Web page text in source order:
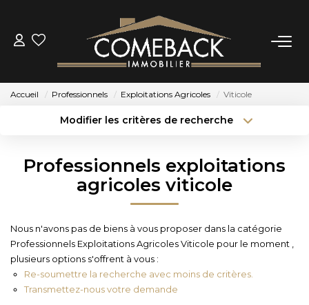
ACHETER
NOTRE AGENCE
BIENS VENDUS
CONTACT
Accueil Professionnels Exploitations Agricoles Viticole
Modifier les critères de recherche
Type de bien
Surface min
Créer une alerte
Professionnels exploitations
agricoles viticole
Nous n'avons pas de biens à vous proposer dans la catégorie
Professionnels Exploitations Agricoles Viticole pour le moment ,
plusieurs options s'offrent à vous :
Re-soumettre la recherche avec moins de critères.
Transmettez-nous votre demande